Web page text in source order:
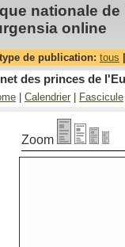
nationale
online
de publication: tous
des princes de
Calendrier Fascicule
Zoom